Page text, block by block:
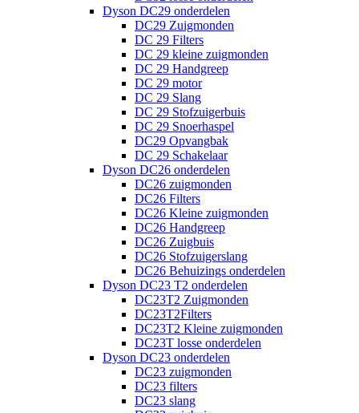
Dyson DC29 onderdelen
DC29 Zuigmonden
DC 29 Filters
DC 29 kleine zuigmonden
DC 29 Handgreep
DC 29 motor
DC 29 Slang
DC 29 Stofzuigerbuis
DC 29 Snoerhaspel
DC29 Opvangbak
DC 29 Schakelaar
Dyson DC26 onderdelen
DC26 zuigmonden
DC26 Filters
DC26 Kleine zuigmonden
DC26 Handgreep
DC26 Zuigbuis
DC26 Stofzuigerslang
DC26 Behuizings onderdelen
Dyson DC23 T2 onderdelen
DC23T2 Zuigmonden
DC23T2Filters
DC23T2 Kleine zuigmonden
DC23T losse onderdelen
Dyson DC23 onderdelen
DC23 zuigmonden
DC23 filters
DC23 slang